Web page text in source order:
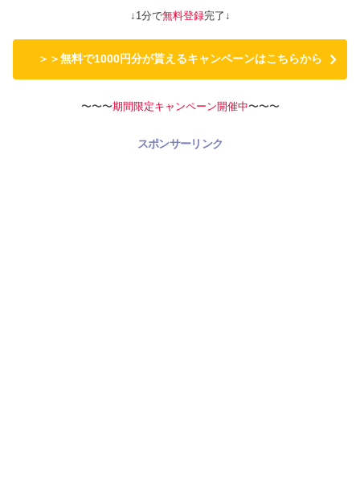
↓1分で無料登録完了↓
＞＞無料で1000円分が貰えるキャンペーンはこちらから
〜〜〜期間限定キャンペーン開催中〜〜〜
スポンサーリンク